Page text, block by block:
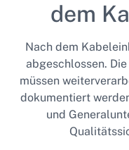
dem
Nach dem
abgeschlossen.
müssen
dokumentiert
und